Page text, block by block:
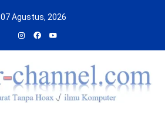
07 Agustus, 2026